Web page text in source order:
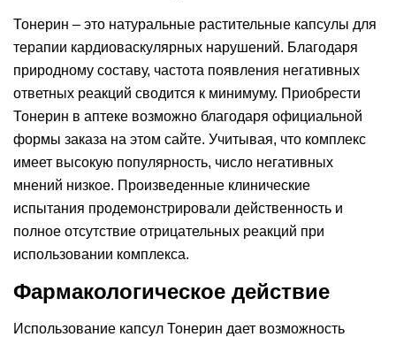
Тонерин – это натуральные растительные капсулы для
терапии кардиоваскулярных нарушений. Благодаря
природному составу, частота появления негативных
ответных реакций сводится к минимуму. Приобрести
Тонерин в аптеке возможно благодаря официальной
формы заказа на этом сайте. Учитывая, что комплекс
имеет высокую популярность, число негативных
мнений низкое. Произведенные клинические
испытания продемонстрировали действенность и
полное отсутствие отрицательных реакций при
использовании комплекса.
Фармакологическое действие
Использование капсул Тонерин дает возможность